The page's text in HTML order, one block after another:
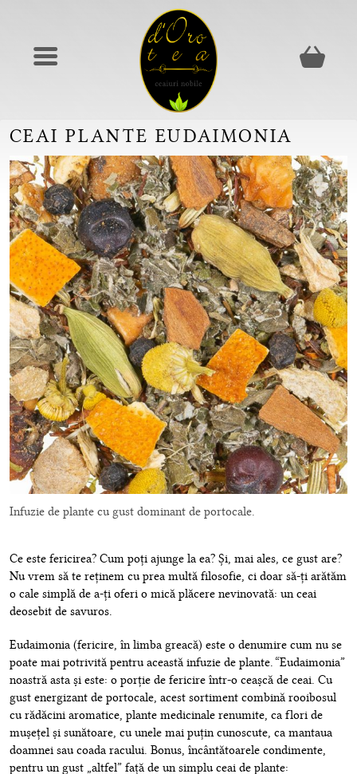
CEAI PLANTE EUDAIMONIA
Infuzie de plante cu gust dominant de portocale.
Ce este fericirea? Cum poți ajunge la ea? Și, mai ales, ce gust are?
Nu vrem să te reținem cu prea multă filosofie, ci doar să-ți arătăm
o cale simplă de a-ți oferi o mică plăcere nevinovată: un ceai
deosebit de savuros.
Eudaimonia (fericire, în limba greacă) este o denumire cum nu se
poate mai potrivită pentru această infuzie de plante. “Eudaimonia”
noastră asta și este: o porție de fericire într-o ceașcă de ceai. Cu
gust energizant de portocale, acest sortiment combină rooibosul
cu rădăcini aromatice, plante medicinale renumite, ca flori de
mușețel și sunătoare, cu unele mai puțin cunoscute, ca mantaua
doamnei sau coada racului. Bonus, încântătoarele condimente,
pentru un gust „altfel” față de un simplu ceai de plante: